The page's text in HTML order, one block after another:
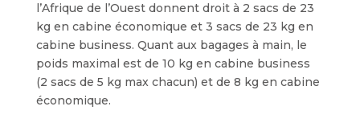
l’Afrique de l’Ouest donnent droit à 2 sacs de 23
kg en cabine économique et 3 sacs de 23 kg en
cabine business. Quant aux bagages à main, le
poids maximal est de 10 kg en cabine business
(2 sacs de 5 kg max chacun) et de 8 kg en cabine
économique.